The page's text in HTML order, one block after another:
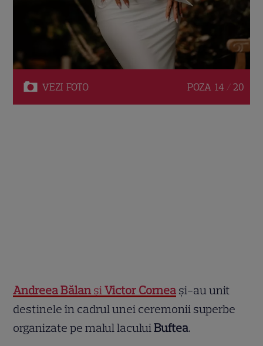
VEZI FOTO POZA 14 / 20
Andreea Bălan șiVictor Cornea și-au unit
destinele în cadrul unei ceremonii superbe
organizate pe malul laculuiBuftea.